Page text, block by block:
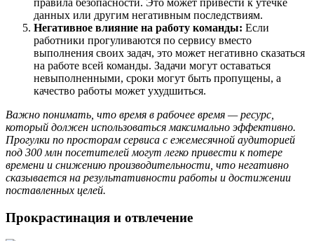
правила безопасности. Это может привести к утечке
данных или другим негативным последствиям.
Негативное влияние на работу команды: Если
работники прогуливаются по сервису вместо
выполнения своих задач, это может негативно сказаться
на работе всей команды. Задачи могут оставаться
невыполненными, сроки могут быть пропущены, а
качество работы может ухудшиться.
Важно понимать, что время в рабочее время — ресурс,
который должен использоваться максимально эффективно.
Прогулки по просторам сервиса с ежемесячной аудиторией
под 300 млн посетителей могут легко привести к потере
времени и снижению производительности, что негативно
сказывается на результативности работы и достижении
поставленных целей.
Прокрастинация и отвлечение